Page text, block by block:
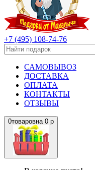
+7 (495) 108-74-76
САМОВЫВОЗ
ДОСТАВКА
ОПЛАТА
КОНТАКТЫ
ОТЗЫВЫ
0товаровна 0 р